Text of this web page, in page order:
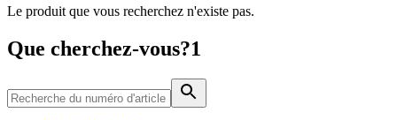
Catalogue de produits
Trouvez le produit que vous recherchez. Visitez le catalogue
de produits B. Braun avec notre portefeuille complet.
Média
Contactez-nous
Le produit que vous recherchez n'existe pas.
Que cherchez-vous?1